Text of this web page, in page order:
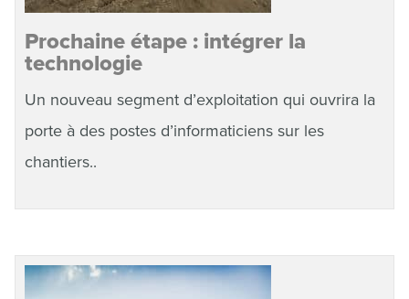
Prochaine étape : intégrer la
technologie
Un nouveau segment d’exploitation qui ouvrira la
porte à des postes d’informaticiens sur les
chantiers..